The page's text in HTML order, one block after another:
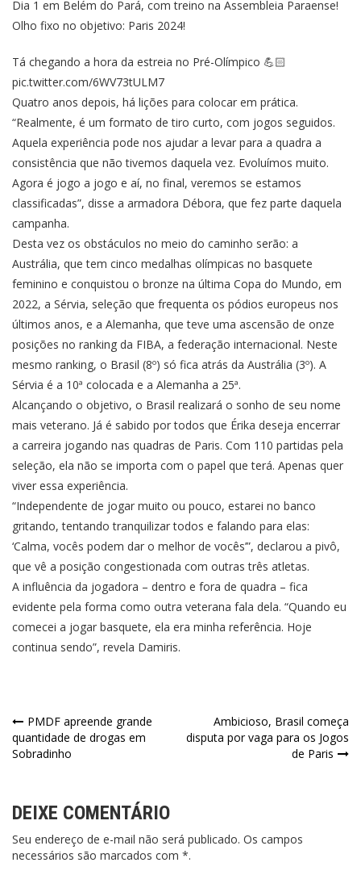
Dia 1 em Belém do Pará, com treino na Assembleia Paraense!
Olho fixo no objetivo: Paris 2024!
Tá chegando a hora da estreia no Pré-Olímpico 💪🏻
pic.twitter.com/6WV73tULM7
Quatro anos depois, há lições para colocar em prática.
“Realmente, é um formato de tiro curto, com jogos seguidos.
Aquela experiência pode nos ajudar a levar para a quadra a
consistência que não tivemos daquela vez. Evoluímos muito.
Agora é jogo a jogo e aí, no final, veremos se estamos
classificadas”, disse a armadora Débora, que fez parte daquela
campanha.
Desta vez os obstáculos no meio do caminho serão: a
Austrália, que tem cinco medalhas olímpicas no basquete
feminino e conquistou o bronze na última Copa do Mundo, em
2022, a Sérvia, seleção que frequenta os pódios europeus nos
últimos anos, e a Alemanha, que teve uma ascensão de onze
posições no ranking da FIBA, a federação internacional. Neste
mesmo ranking, o Brasil (8º) só fica atrás da Austrália (3º). A
Sérvia é a 10ª colocada e a Alemanha a 25ª.
Alcançando o objetivo, o Brasil realizará o sonho de seu nome
mais veterano. Já é sabido por todos que Érika deseja encerrar
a carreira jogando nas quadras de Paris. Com 110 partidas pela
seleção, ela não se importa com o papel que terá. Apenas quer
viver essa experiência.
“Independente de jogar muito ou pouco, estarei no banco
gritando, tentando tranquilizar todos e falando para elas:
‘Calma, vocês podem dar o melhor de vocês’”, declarou a pivô,
que vê a posição congestionada com outras três atletas.
A influência da jogadora – dentro e fora de quadra – fica
evidente pela forma como outra veterana fala dela. “Quando eu
comecei a jogar basquete, ela era minha referência. Hoje
continua sendo”, revela Damiris.
PMDF apreende grande
quantidade de drogas em
Sobradinho
Ambicioso, Brasil começa
disputa por vaga para os Jogos
de Paris
DEIXE COMENTÁRIO
Seu endereço de e-mail não será publicado. Os campos
necessários são marcados com *.